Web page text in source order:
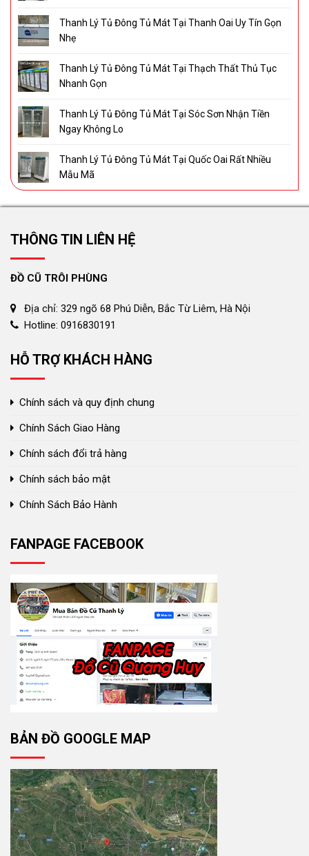
Thanh Lý Tủ Đông Tủ Mát Tại Thanh Oai Uy Tín Gọn
Nhẹ
Thanh Lý Tủ Đông Tủ Mát Tại Thạch Thất Thủ Tục
Nhanh Gọn
Thanh Lý Tủ Đông Tủ Mát Tại Sóc Sơn Nhận Tiền
Ngay Không Lo
Thanh Lý Tủ Đông Tủ Mát Tại Quốc Oai Rất Nhiều
Mẫu Mã
THÔNG TIN LIÊN HỆ
ĐỒ CŨ TRÔI PHÙNG
Địa chỉ: 329 ngõ 68 Phú Diễn, Bắc Từ Liêm, Hà Nội
Hotline: 0916830191
HỖ TRỢ KHÁCH HÀNG
Chính sách và quy định chung
Chính Sách Giao Hàng
Chính sách đổi trả hàng
Chính sách bảo mật
Chính Sách Bảo Hành
FANPAGE FACEBOOK
BẢN ĐỒ GOOGLE MAP